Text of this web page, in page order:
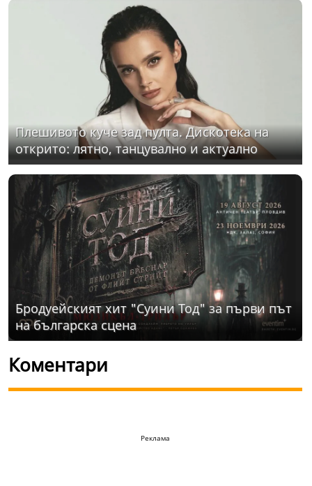
Плешивото куче зад пулта. Дискотека на
открито: лятно, танцувално и актуално
Бродуейският хит "Суини Тод" за първи път
на българска сцена
Коментари
Реклама